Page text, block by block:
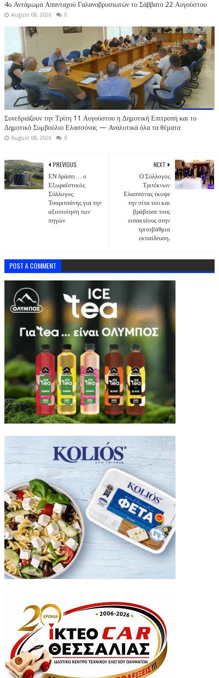
4ο Αντάμωμα Απανταχού Γαλανοβρυσιωτών το Σάββατο 22 Αυγούστου
August 08, 2026 0
Συνεδριάζουν την Τρίτη 11 Αυγούστου η Δημοτική Επιτροπή και το
Δημοτικό Συμβούλιο Ελασσόνας — Αναλυτικά όλα τα θέματα
August 08, 2026 0
NEXT
Ο Σύλλογος
Τριτέκνων
Ελασσόνας έκοψε
την πίτα του και
βράβευσε τους
εισακτέους στην
τριτοβάθμια
εκπαίδευση.
PREVIOUS
ΕΝ δράσει… ο
Εξωραϊστικός
Σύλλογος
Τσαριτσάνης για την
αξιοποίηση των
πηγών
POST A COMMENT